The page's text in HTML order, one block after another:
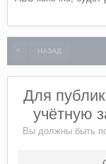
При отключении
из функций этой
НАЗАД
Для
учётную
Вы должны быть